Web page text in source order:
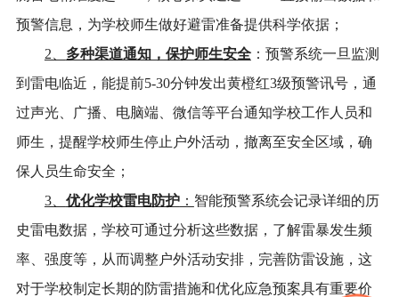
预警信息，为学校师生做好避雷准备提供科学依据；
2、 多种渠道通知，保护师生安全：预警系统一旦监测
到雷电临近，能提前5-30分钟发出黄橙红3级预警讯号，通
过声光、广播、电脑端、微信等平台通知学校工作人员和
师生，提醒学校师生停止户外活动，撤离至安全区域，确
保人员生命安全；
3、 优化学校雷电防护： 智能预警系统会记录详细的历
史雷电数据，学校可通过分析这些数据，了解雷暴发生频
率、强度等，从而调整户外活动安排，完善防雷设施，这
对于学校制定长期的防雷措施和优化应急预案具有重要价